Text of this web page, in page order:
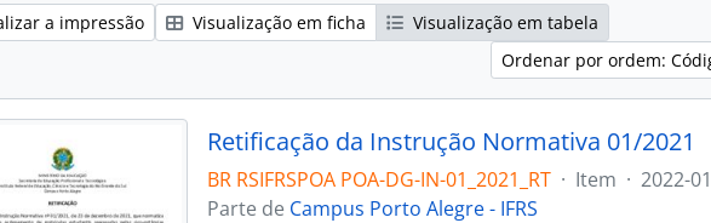
a impressão Visualização em ficha
Visualização em tabela
Ordenar por ordem:
Retificação da Instrução Normativa 01/2021
BR RSIFRSPOA POA-DG-IN-01_2021_RT · Item · 2022-
Parte de Campus Porto Alegre - IFRS